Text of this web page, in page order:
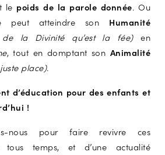
le poids de la parole donnée. Ou
peut atteindre son Humanité
de la Divinité qu’est la fée) en
, tout en domptant son Animalité
place).
d’éducation pour des enfants et
!
nous pour faire revivre ces
tous temps, et d’une actualité